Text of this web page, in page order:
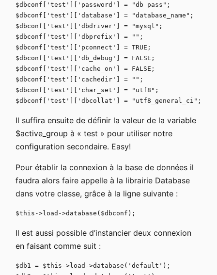
$dbconf['test']['password'] = "db_pass";
$dbconf['test']['database'] = "database_name";
$dbconf['test']['dbdriver'] = "mysql";
$dbconf['test']['dbprefix'] = "";
$dbconf['test']['pconnect'] = TRUE;
$dbconf['test']['db_debug'] = FALSE;
$dbconf['test']['cache_on'] = FALSE;
$dbconf['test']['cachedir'] = "";
$dbconf['test']['char_set'] = "utf8";
Il suffira ensuite de définir la valeur de la variable
$active_group à « test » pour utiliser notre
configuration secondaire. Easy!
Pour établir la connexion à la base de données il
faudra alors faire appelle à la librairie Database
dans votre classe, grâce à la ligne suivante :
Il est aussi possible d’instancier deux connexion
en faisant comme suit :
$db1 = $this->load->database('default');